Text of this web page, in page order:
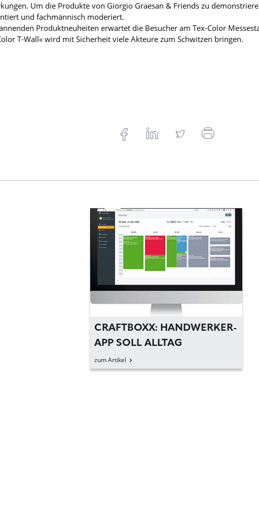
Um die Produkte von Giorgio Graesan & Friends zu
und fachmännisch moderiert.
Produktneuheiten erwartet die Besucher am Tex-Color
T-Wall« wird mit Sicherheit viele Akteure zum Schwitzen bringen.
CRAFTBOXX: HANDWERKER-
APP SOLL ALLTAG
VEREINFACHEN
zum Artikel